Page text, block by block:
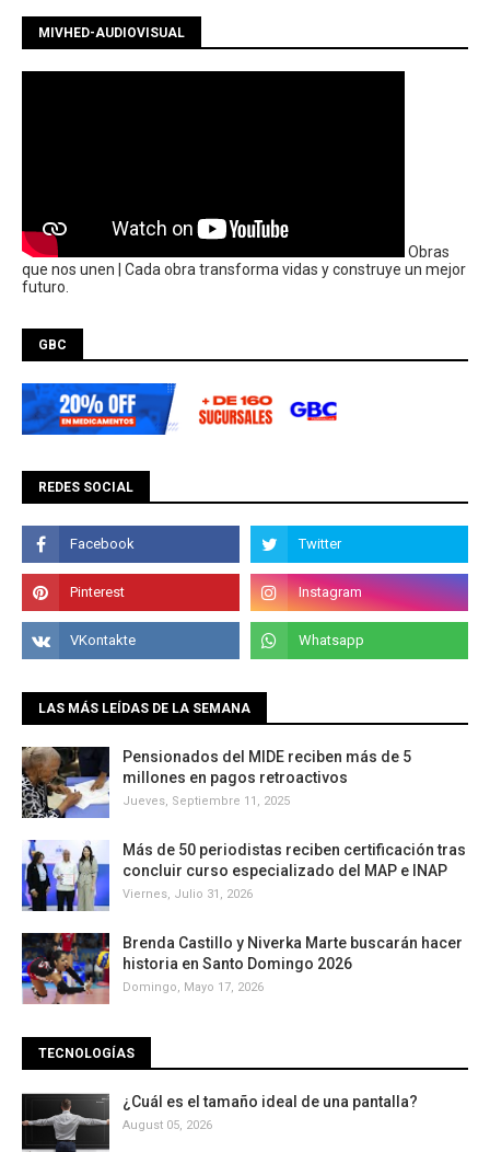
MIVHED-AUDIOVISUAL
Obras
que nos unen | Cada obra transforma vidas y construye un mejor
futuro.
GBC
REDES SOCIAL
LAS MÁS LEÍDAS DE LA SEMANA
Pensionados del MIDE reciben más de 5
millones en pagos retroactivos
Jueves, Septiembre 11, 2025
Más de 50 periodistas reciben certificación tras
concluir curso especializado del MAP e INAP
Viernes, Julio 31, 2026
Brenda Castillo y Niverka Marte buscarán hacer
historia en Santo Domingo 2026
Domingo, Mayo 17, 2026
TECNOLOGÍAS
¿Cuál es el tamaño ideal de una pantalla?
August 05, 2026